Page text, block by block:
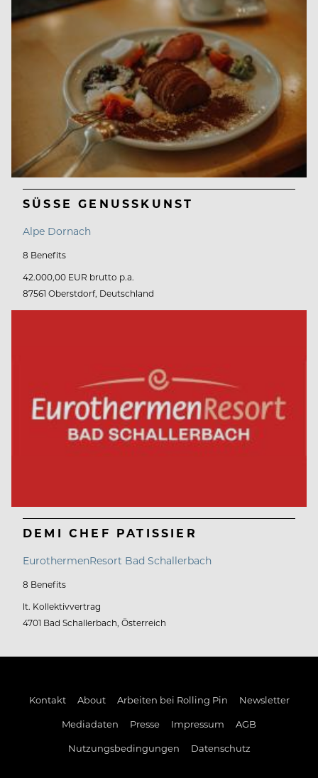
SÜSSE GENUSSKUNST
Alpe Dornach
8 Benefits
42.000,00 EUR brutto p.a.
87561 Oberstdorf, Deutschland
DEMI CHEF PATISSIER
EurothermenResort Bad Schallerbach
8 Benefits
lt. Kollektivvertrag
4701 Bad Schallerbach, Österreich
Kontakt About Arbeiten bei Rolling Pin
Newsletter
Mediadaten
Presse Impressum
AGB
Nutzungsbedingungen
Datenschutz